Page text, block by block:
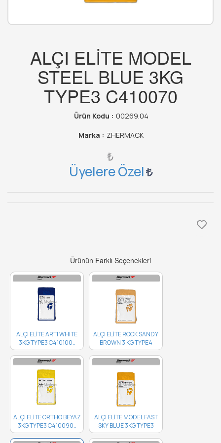
ALÇI ELİTE MODEL
STEEL BLUE 3KG
TYPE3 C410070
Ürün Kodu : 00269.04
Marka : ZHERMACK
₺
Üyelere Özel
Ürünün Farklı Seçenekleri
ALÇI ELİTE ARTI WHITE
3KG TYPE3 C410100..
ALÇI ELİTE ROCK SANDY
BROWN 3 KG TYPE4
C410030..
ALÇI ELİTE ORTHO BEYAZ
3KG TYPE3 C410090..
ALÇI ELİTE MODEL FAST
SKY BLUE 3KG TYPE3
C410065..